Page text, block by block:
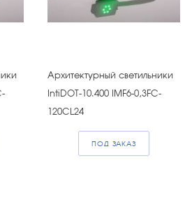
Архитектурный светильники
IntiDOT-10.400 IMF6-0,3FC-
120CL24
ПОД ЗАКАЗ